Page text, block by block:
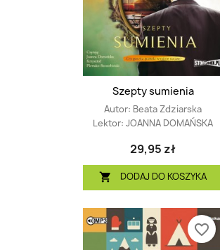
Szepty sumienia
Autor: Beata Zdziarska
Lektor: JOANNA DOMAŃSKA
29,95 zł
 DODAJ DO KOSZYKA
favorite_border